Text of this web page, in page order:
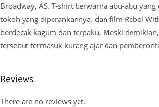
Broadway, AS. T-shirt berwarna abu-abu
tokoh yang diperankannya. dan film Rebel
berdecak kagum dan terpaku. Meski
tersebut termasuk kurang ajar dan
Reviews
There are no reviews yet.